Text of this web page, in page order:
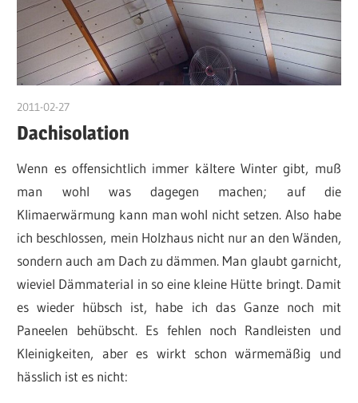
2011-02-27
Dachisolation
Wenn es offensichtlich immer kältere Winter gibt, muß
man wohl was dagegen machen; auf die
Klimaerwärmung kann man wohl nicht setzen. Also habe
ich beschlossen, mein Holzhaus nicht nur an den Wänden,
sondern auch am Dach zu dämmen. Man glaubt garnicht,
wieviel Dämmaterial in so eine kleine Hütte bringt. Damit
es wieder hübsch ist, habe ich das Ganze noch mit
Paneelen behübscht. Es fehlen noch Randleisten und
Kleinigkeiten, aber es wirkt schon wärmemäßig und
hässlich ist es nicht: